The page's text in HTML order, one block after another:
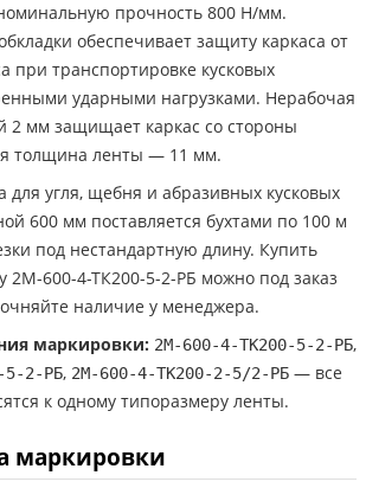
прочность 800 Н/мм.
обеспечивает защиту каркаса от
при транспортировке кусковых
ударными нагрузками. Нерабочая
2 мм защищает каркас со стороны
толщина ленты — 11 мм.
для угля, щебня и абразивных кусковых
600 мм поставляется бухтами по 100 м
под нестандартную длину. Купить
2М-600-4-ТК200-5-2-РБ можно под заказ
наличие у менеджера.
маркировки: 2М-600-4-ТК200-5-2-РБ,
5-2-РБ, 2М-600-4-ТК200-2-5/2-РБ — все
к одному типоразмеру ленты.
маркировки